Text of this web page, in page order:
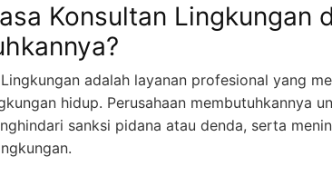
Konsultan Lingkungan
adalah layanan profesional yang
hidup. Perusahaan membutuhkannya
sanksi pidana atau denda, serta